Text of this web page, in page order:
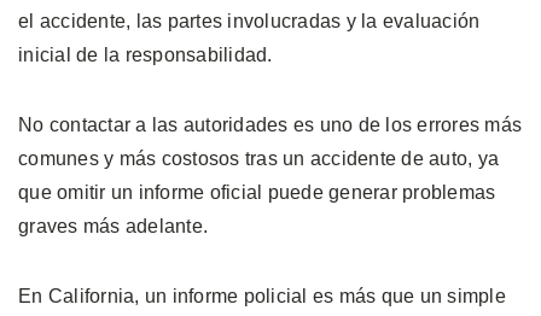
el accidente, las partes involucradas y la evaluación
inicial de la responsabilidad.
No contactar a las autoridades es uno de los errores más
comunes y más costosos tras un accidente de auto, ya
que omitir un informe oficial puede generar problemas
graves más adelante.
En California, un informe policial es más que un simple